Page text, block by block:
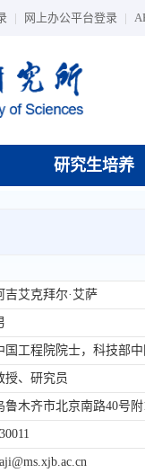
| 网上办公平台登录 |
研究生培养
吉艾克拜尔·艾萨
国工程院院士，科技部
授、研究员
鲁木齐市北京南路40号附